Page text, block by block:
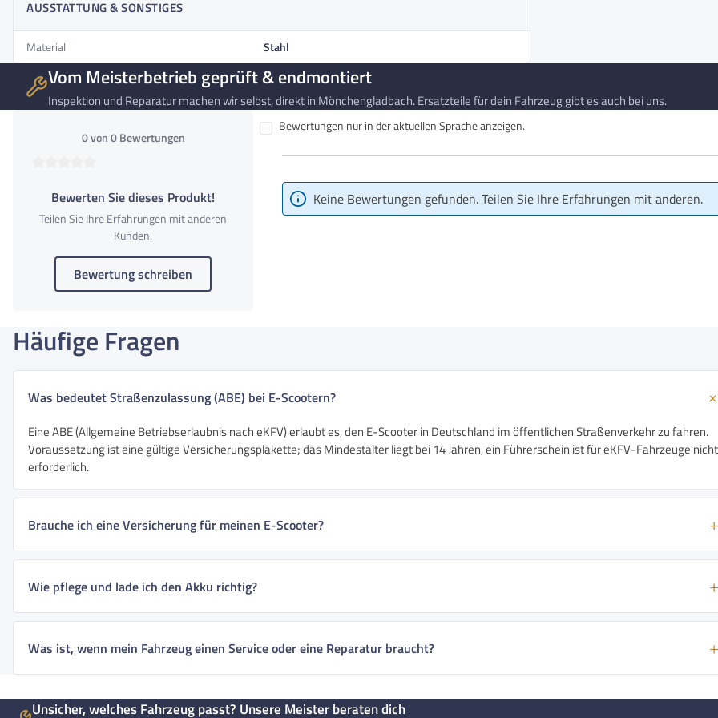
AUSSTATTUNG & SONSTIGES
Material Stahl
Vom Meisterbetrieb geprüft & endmontiert
Inspektion und Reparatur machen wir selbst, direkt in Mönchengladbach. Ersatzteile für dein Fahrzeug gibt es auch bei uns.
0 von 0 Bewertungen
Bewerten Sie dieses Produkt!
Teilen Sie Ihre Erfahrungen mit anderen
Kunden.
Bewertung schreiben
Bewertungen nur in der aktuellen Sprache anzeigen.
Keine Bewertungen gefunden. Teilen Sie Ihre Erfahrungen mit anderen.
Häufige Fragen
Was bedeutet Straßenzulassung (ABE) bei E-Scootern?
Eine ABE (Allgemeine Betriebserlaubnis nach eKFV) erlaubt es, den E-Scooter in Deutschland im öffentlichen Straßenverkehr zu fahren.
Voraussetzung ist eine gültige Versicherungsplakette; das Mindestalter liegt bei 14 Jahren, ein Führerschein ist für eKFV-Fahrzeuge nicht
erforderlich.
Brauche ich eine Versicherung für meinen E-Scooter?
Wie pflege und lade ich den Akku richtig?
Was ist, wenn mein Fahrzeug einen Service oder eine Reparatur braucht?
Unsicher, welches Fahrzeug passt? Unsere Meister beraten dich